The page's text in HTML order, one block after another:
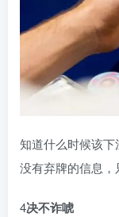
知道什么时候该下
没有弃牌的信息，
4决不诈唬